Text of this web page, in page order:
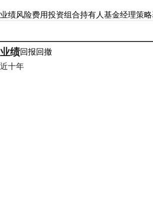
业绩风险费用投资组合持有人基金经理策略
业绩回报回撤
近十年